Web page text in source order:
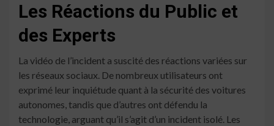
Les Réactions du Public et
des Experts
La vidéo de l’incident a suscité des réactions variées sur
les réseaux sociaux. De nombreux utilisateurs ont
exprimé leur inquiétude quant à la sécurité des voitures
autonomes, tandis que d’autres ont défendu la
technologie, arguant qu’il s’agit d’un incident isolé. Les